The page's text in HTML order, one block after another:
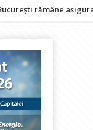
asigurată